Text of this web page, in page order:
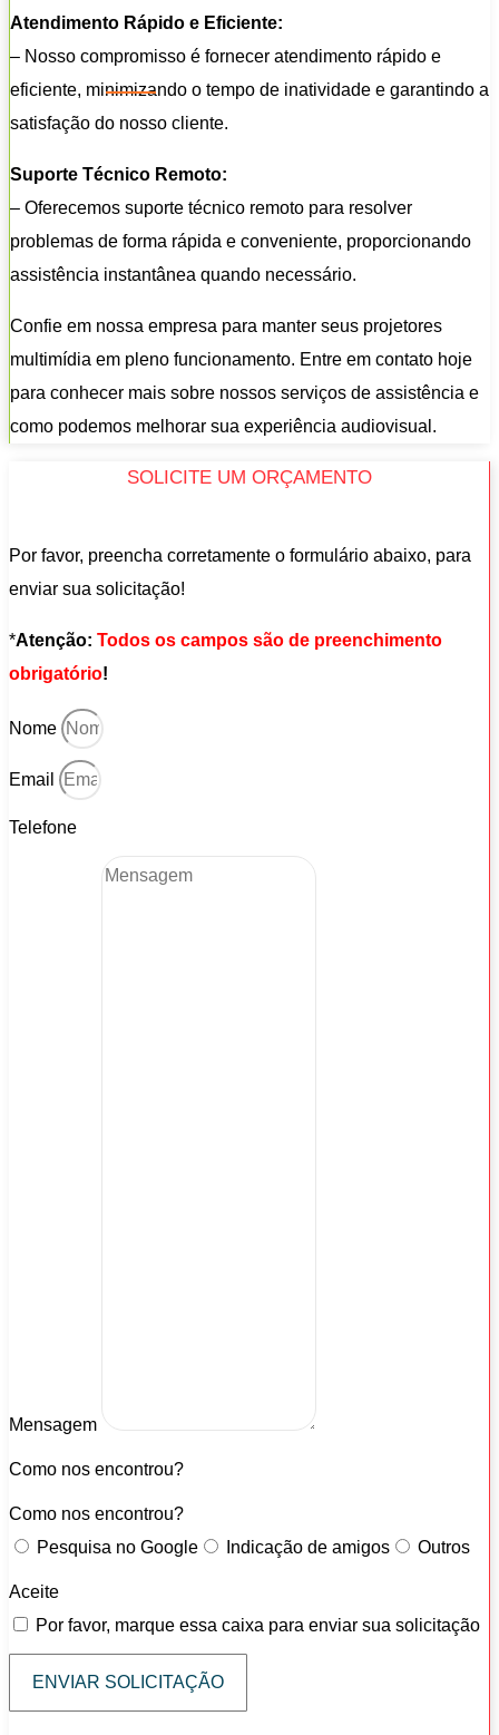
Atendimento Rápido e Eficiente:
– Nosso compromisso é fornecer atendimento rápido e
eficiente, minimizando o tempo de inatividade e garantindo a
satisfação do nosso cliente.
Suporte Técnico Remoto:
– Oferecemos suporte técnico remoto para resolver
problemas de forma rápida e conveniente, proporcionando
assistência instantânea quando necessário.
Confie em nossa empresa para manter seus projetores
multimídia em pleno funcionamento. Entre em contato hoje
para conhecer mais sobre nossos serviços de assistência e
como podemos melhorar sua experiência audiovisual.
SOLICITE UM ORÇAMENTO
Por favor, preencha corretamente o formulário abaixo, para
enviar sua solicitação!
*Atenção: Todos os campos são de preenchimento
obrigatório!
Nome
Email
Telefone
Mensagem
Como nos encontrou?
Como nos encontrou?
Pesquisa no Google
Indicação de amigos Outros
Aceite
Por favor, marque essa caixa para enviar sua solicitação
ENVIAR SOLICITAÇÃO